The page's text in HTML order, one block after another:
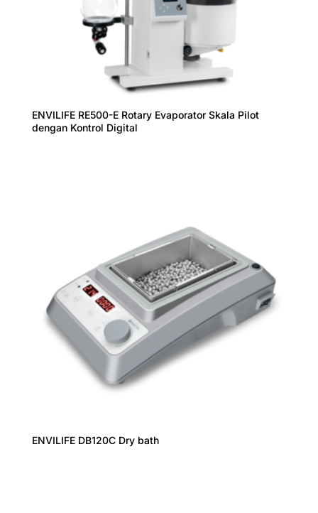
ENVILIFE RE500-E Rotary Evaporator Skala Pilot
dengan Kontrol Digital
ENVILIFE DB120C Dry bath